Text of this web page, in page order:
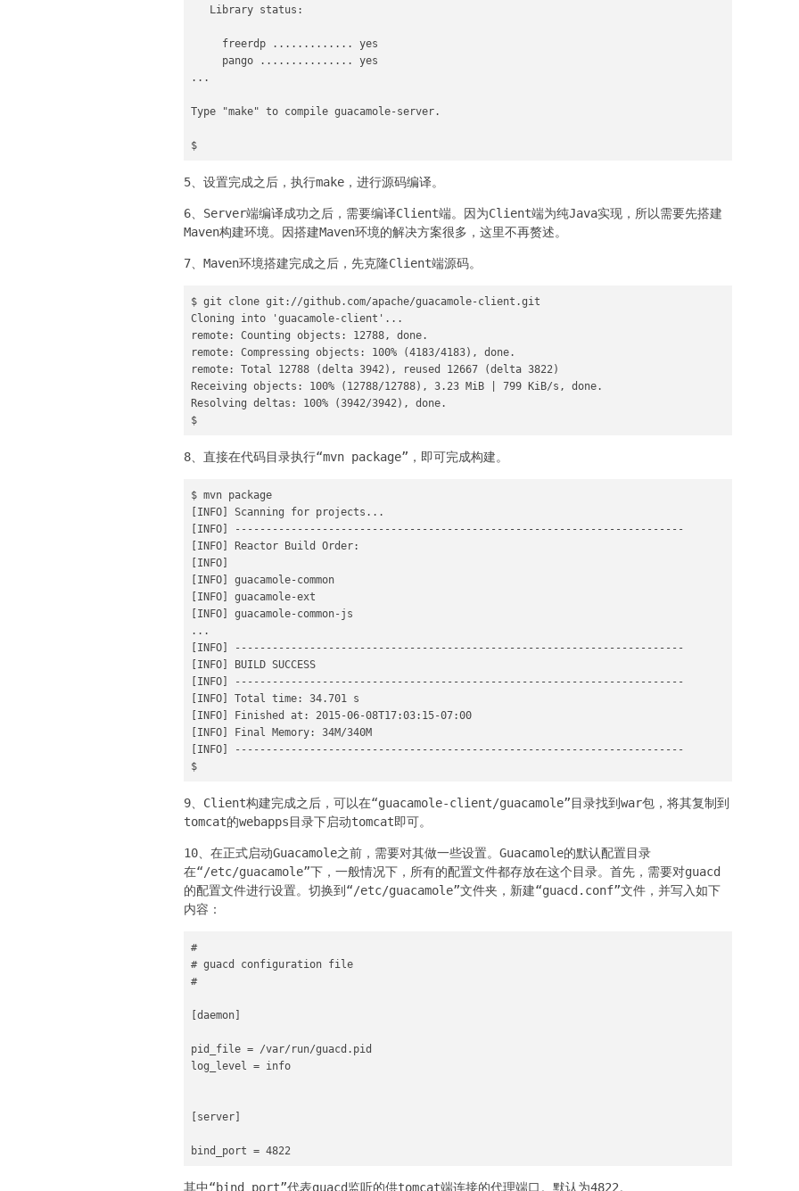
...
Type "make" to compile guacamole-server.
$
5、设置完成之后，执行make，进行源码编译。
6、Server端编译成功之后，需要编译Client端。因为Client端为纯Java实现，所以需要先搭建
Maven构建环境。因搭建Maven环境的解决方案很多，这里不再赘述。
7、Maven环境搭建完成之后，先克隆Client端源码。
$ git clone git://github.com/apache/guacamole-client.git
Cloning into 'guacamole-client'...
remote: Counting objects: 12788, done.
remote: Compressing objects: 100% (4183/4183), done.
remote: Total 12788 (delta 3942), reused 12667 (delta 3822)
Receiving objects: 100% (12788/12788), 3.23 MiB | 799 KiB/s, done.
Resolving deltas: 100% (3942/3942), done.
$
8、直接在代码目录执行“mvn package”，即可完成构建。
$ mvn package
[INFO] Scanning for projects...
[INFO] ------------------------------------------------------------------------
[INFO] Reactor Build Order:
[INFO]
[INFO] guacamole-common
[INFO] guacamole-ext
[INFO] guacamole-common-js
...
[INFO] ------------------------------------------------------------------------
[INFO] BUILD SUCCESS
[INFO] ------------------------------------------------------------------------
[INFO] Total time: 34.701 s
[INFO] Finished at: 2015-06-08T17:03:15-07:00
[INFO] Final Memory: 34M/340M
[INFO] ------------------------------------------------------------------------
$
9、Client构建完成之后，可以在“guacamole-client/guacamole”目录找到war包，将其复制到
tomcat的webapps目录下启动tomcat即可。
10、在正式启动Guacamole之前，需要对其做一些设置。Guacamole的默认配置目录
在“/etc/guacamole”下，一般情况下，所有的配置文件都存放在这个目录。首先，需要对guacd
的配置文件进行设置。切换到“/etc/guacamole”文件夹，新建“guacd.conf”文件，并写入如下
内容：
#
# guacd configuration file
#
[daemon]
pid_file = /var/run/guacd.pid
log_level = info
[server]
bind_port = 4822
其中“bind_port”代表guacd监听的供tomcat端连接的代理端口。默认为4822。